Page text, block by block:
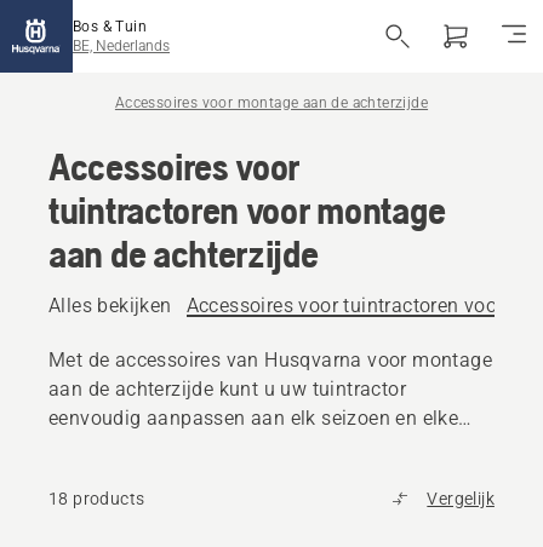
Bos & Tuin
BE, Nederlands
Accessoires voor montage aan de achterzijde
Accessoires voor
tuintractoren voor montage
aan de achterzijde
Alles bekijken Accessoires voor tuintractoren voor
Met de accessoires van Husqvarna voor montage
aan de achterzijde kunt u uw tuintractor
eenvoudig aanpassen aan elk seizoen en elke
18 products Vergelijk